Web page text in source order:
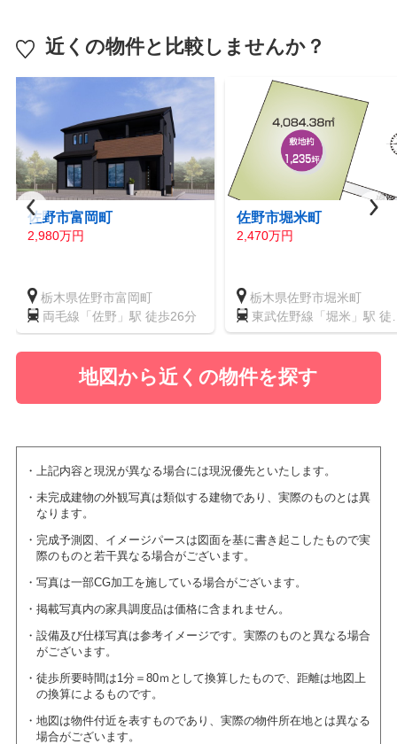
近くの物件と比較しませんか？
佐野市富岡町
2,980万円
栃木県佐野市富岡町
両毛線「佐野」駅 徒歩26分
佐野市堀米町
2,470万円
栃木県佐野市堀米町
東武佐野線「堀米」駅 徒
16分
地図から近くの物件を探す
上記内容と現況が異なる場合には現況優先といたします。
未完成建物の外観写真は類似する建物であり、実際のものとは異
なります。
完成予測図、イメージパースは図面を基に書き起こしたもので実
際のものと若干異なる場合がございます。
写真は一部CG加工を施している場合がございます。
掲載写真内の家具調度品は価格に含まれません。
設備及び仕様写真は参考イメージです。実際のものと異なる場合
がございます。
徒歩所要時間は1分＝80ｍとして換算したもので、距離は地図上
の換算によるものです。
地図は物件付近を表すものであり、実際の物件所在地とは異なる
場合がございます。